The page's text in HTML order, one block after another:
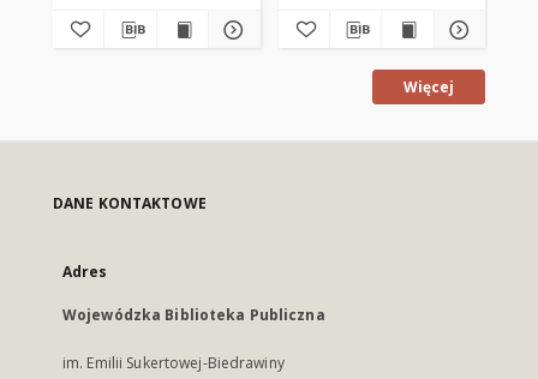
Więcej
DANE KONTAKTOWE
Adres
Wojewódzka Biblioteka Publiczna
im. Emilii Sukertowej-Biedrawiny